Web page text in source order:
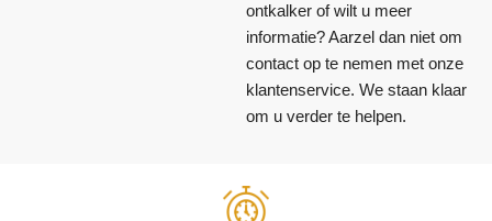
ontkalker of wilt u meer
informatie? Aarzel dan niet om
contact op te nemen met onze
klantenservice. We staan klaar
om u verder te helpen.